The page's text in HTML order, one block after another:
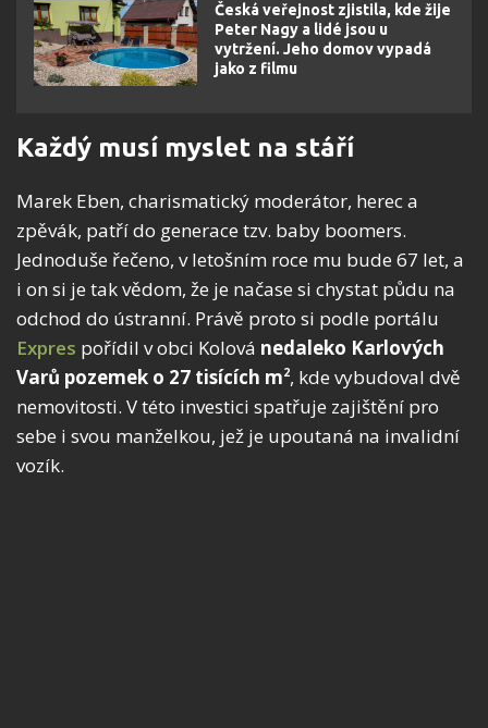
Česká veřejnost zjistila, kde žije
Peter Nagy a lidé jsou u
vytržení. Jeho domov vypadá
jako z filmu
Každý musí myslet na stáří
Marek Eben, charismatický moderátor, herec a
zpěvák, patří do generace tzv. baby boomers.
Jednoduše řečeno, v letošním roce mu bude 67 let, a
i on si je tak vědom, že je načase si chystat půdu na
odchod do ústranní. Právě proto si podle portálu
Expres pořídil v obci Kolová nedaleko Karlových
Varů pozemek o 27 tisících m2, kde vybudoval dvě
nemovitosti. V této investici spatřuje zajištění pro
sebe i svou manželkou, jež je upoutaná na invalidní
vozík.